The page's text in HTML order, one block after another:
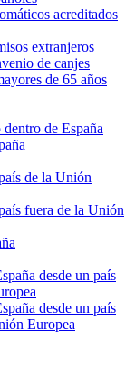
acreditados
extranjeros
de canjes
de 65 años
de España
de la Unión
fuera de la Unión
desde un país
desde un país
Europea